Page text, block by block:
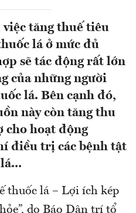
việc tăng thuế tiêu
lá ở mức đủ
sẽ tác động rất lớn
của những người
lá. Bên cạnh đó,
này còn tăng thu
cho hoạt động
điều trị các bệnh tật
thuốc lá – Lợi ích kép
do Báo Dân trí tổ